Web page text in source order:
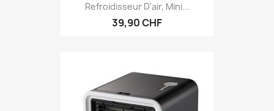
Refroidisseur D'air, Mini...
39,90 CHF